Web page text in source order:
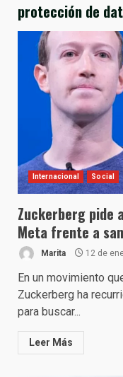
protección de
Internacional Social
Zuckerberg pide
Meta frente a
Marita 12 de
En un movimiento
Zuckerberg ha
para buscar...
Leer Más